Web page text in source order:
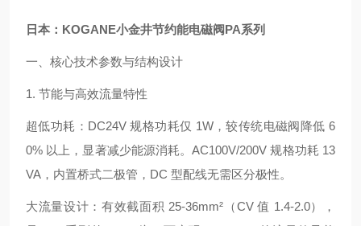
日本：KOGANE小金井节约能电磁阀PA系列
一、核心技术参数与结构设计
1. 节能与高效流量特性
超低功耗：DC24V 规格功耗仅 1W，较传统电磁阀降低 6
0% 以上，显著减少能源消耗。AC100V/200V 规格功耗 13
VA，内置桥式二极管，DC 型配线无需区分极性。
大流量设计：有效截面积 25-36mm²（CV 值 1.4-2.0），